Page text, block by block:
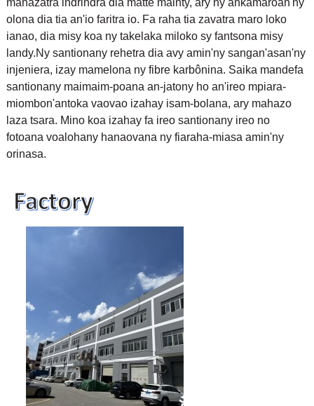
mahazatra indrindra dia matte mainty, ary ny ankamaroan'ny
olona dia tia an'io faritra io. Fa raha tia zavatra maro loko
ianao, dia misy koa ny takelaka miloko sy fantsona misy
landy.Ny santionany rehetra dia avy amin'ny sangan'asan'ny
injeniera, izay mamelona ny fibre karbônina. Saika mandefa
santionany maimaim-poana an-jatony ho an'ireo mpiara-
miombon'antoka vaovao izahay isam-bolana, ary mahazo
laza tsara. Mino koa izahay fa ireo santionany ireo no
fotoana voalohany hanaovana ny fiaraha-miasa amin'ny
orinasa.